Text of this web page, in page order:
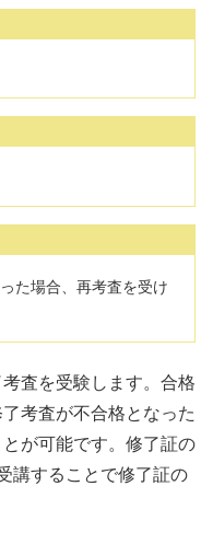
た場合、再考査を受け
査を受験します。合格
考査が不合格となった
が可能です。修了証の
講することで修了証の